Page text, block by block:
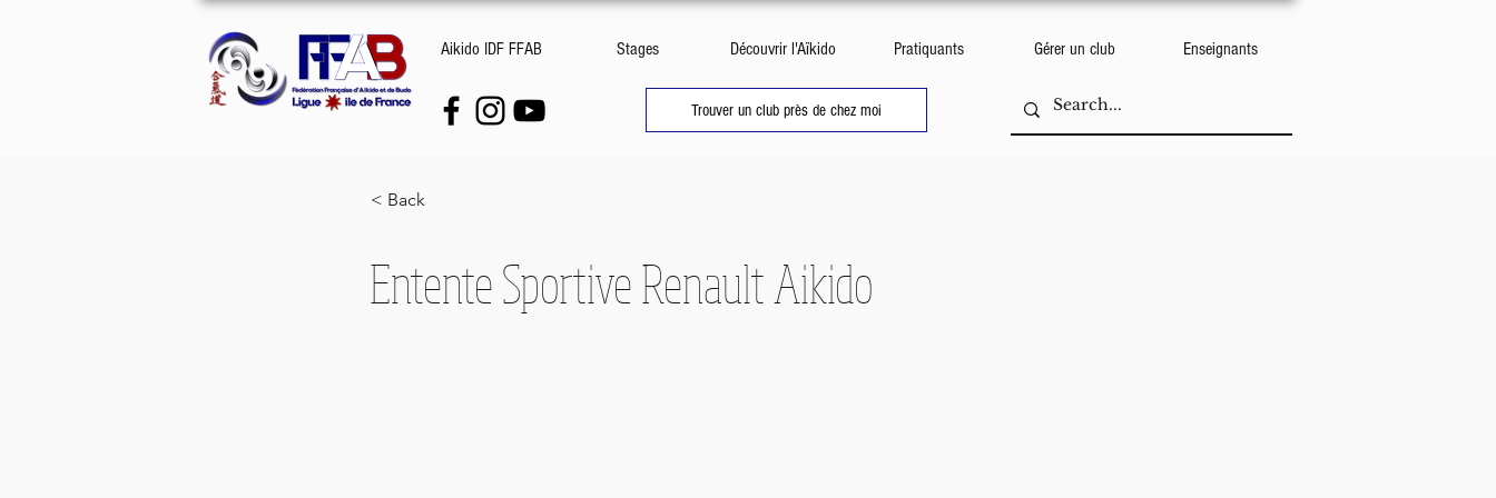
Aikido IDF FFAB Stages Découvrir l'Aïkido Pratiquants Gérer un club Enseignants
Trouver un club près de chez moi
< Back
Entente Sportive Renault Aikido